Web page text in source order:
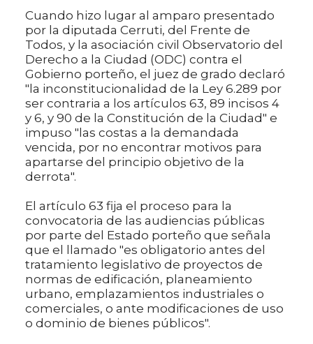
Cuando hizo lugar al amparo presentado
por la diputada Cerruti, del Frente de
Todos, y la asociación civil Observatorio del
Derecho a la Ciudad (ODC) contra el
Gobierno porteño, el juez de grado declaró
"la inconstitucionalidad de la Ley 6.289 por
ser contraria a los artículos 63, 89 incisos 4
y 6, y 90 de la Constitución de la Ciudad" e
impuso "las costas a la demandada
vencida, por no encontrar motivos para
apartarse del principio objetivo de la
derrota".
El artículo 63 fija el proceso para la
convocatoria de las audiencias públicas
por parte del Estado porteño que señala
que el llamado "es obligatorio antes del
tratamiento legislativo de proyectos de
normas de edificación, planeamiento
urbano, emplazamientos industriales o
comerciales, o ante modificaciones de uso
o dominio de bienes públicos".